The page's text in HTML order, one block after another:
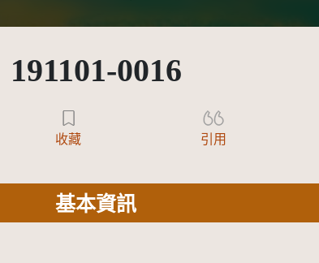
191101-0016
收藏 引用
基本資訊